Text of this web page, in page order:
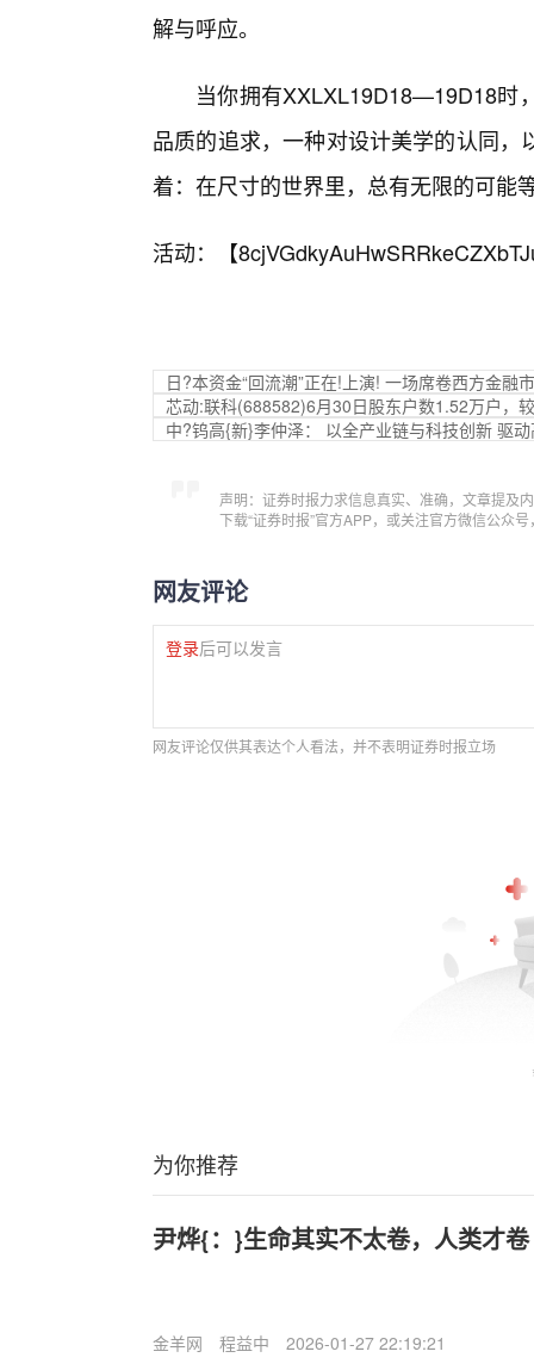
解与呼应。
当你拥有XXLXL19D18—19D18时
品质的追求，一种对设计美学的认同
着：在尺寸的世界里，总有无限的可能
活动：【
日?本资金“回流潮”正在!上演! 一场席卷西方金融
芯动:联科(688582)6月30日股东户数1.52万户，
中?钨高{新}李仲泽： 以全产业链与科技创新 驱
声明：证券时报力求信息真实、准确，文章提及
下载“证券时报”官方APP，或关注官方微信公众
网友评论
登录后可以发言
网友评论仅供其表达个人看法，并不表明证券时报立场
为你推荐
尹烨{：}生命其实不太卷，人类才卷
金羊网 程益中 2026-01-27 22:19:21